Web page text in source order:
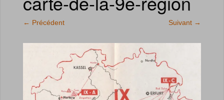
← Précédent Suivant →